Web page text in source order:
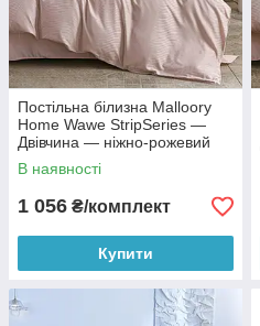
Постільна білизна Malloory
Home Wawe StripSeries —
Двівчина — ніжно-рожевий
В наявності
1 056 ₴/комплект
Купити